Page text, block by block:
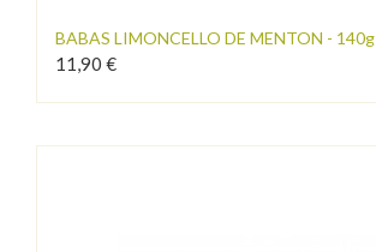
BABAS LIMONCELLO DE MENTON - 140g
11,90 €